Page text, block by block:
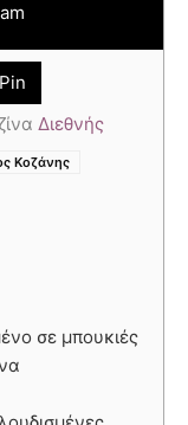
Διεθνής
Κοζάνης
σε μπουκιές